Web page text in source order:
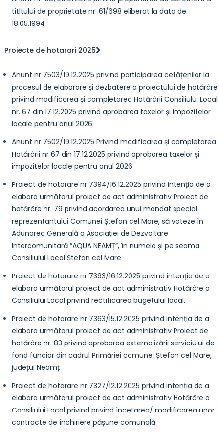
titltului de proprietate nr. 61/698 eliberat la data de
18.05.1994
Proiecte de hotarari 2025
Anunt nr 7503/19.12.2025 privind participarea cetățenilor la
procesul de elaborare și dezbatere a proiectului de hotărâre
privind modificarea și completarea Hotărârii Consiliului Local
nr. 67 din 17.12.2025 privind aprobarea taxelor și impozitelor
locale pentru anul 2026.
Anunt nr 7502/19.12.2025 Privind modificarea și completarea
Hotărârii nr 67 din 17.12.2025 privind aprobarea taxelor și
impozitelor locale pentru anul 2026
Proiect de hotarare nr 7394/16.12.2025 privind intenția de a
elabora următorul proiect de act administrativ Proiect de
hotărâre nr. 79 privind acordarea unui mandat special
reprezentantului Comunei Ștefan cel Mare, să voteze în
Adunarea Generală a Asociației de Dezvoltare
Intercomunitară ”AQUA NEAMȚ”, în numele și pe seama
Consiliului Local Ștefan cel Mare.
Proiect de hotarare nr 7393/16.12.2025 privind intenția de a
elabora următorul proiect de act administrativ Hotărâre a
Consiliului Local privind rectificarea bugetului local.
Proiect de hotarare nr 7363/15.12.2025 privind intenția de a
elabora următorul proiect de act administrativ Proiect de
hotărâre nr. 83 privind aprobarea externalizării serviciului de
fond funciar din cadrul Primăriei comunei Ștefan cel Mare,
județul Neamț
Proiect de hotarare nr 7327/12.12.2025 privind intenția de a
elabora următorul proiect de act administrativ Hotărâre a
Consiliului Local privind privind încetarea/ modificarea unor
contracte de închiriere pășune comunală.